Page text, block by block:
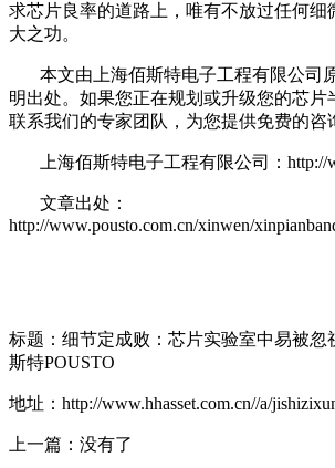
求芯片良率的道路上，唯有不放过任何细
大之功。
本文由上海佰斯特电子工程有限公司
明出处。如果您正在规划或升级您的芯片
联系我们的专家团队，为您提供免费的咨
上海佰斯特电子工程有限公司：http://
文章出处：
http://www.pousto.com.cn/xinwen/
标题：细节定成败：芯片实验室中易被忽
斯特POUSTO
地址：http://www.hhasset.com.cn//a/
上一篇：没有了